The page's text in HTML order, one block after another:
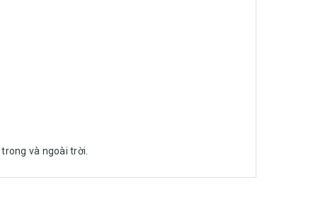
và ngoài trời.